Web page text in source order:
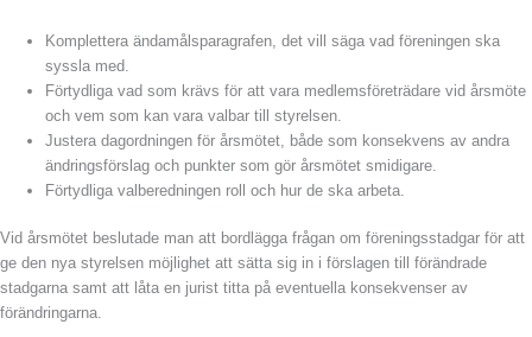
Komplettera ändamålsparagrafen, det vill säga vad föreningen ska
syssla med.
Förtydliga vad som krävs för att vara medlemsföreträdare vid årsmöte
och vem som kan vara valbar till styrelsen.
Justera dagordningen för årsmötet, både som konsekvens av andra
ändringsförslag och punkter som gör årsmötet smidigare.
Förtydliga valberedningen roll och hur de ska arbeta.
Vid årsmötet beslutade man att bordlägga frågan om föreningsstadgar för att
ge den nya styrelsen möjlighet att sätta sig in i förslagen till förändrade
stadgarna samt att låta en jurist titta på eventuella konsekvenser av
förändringarna.